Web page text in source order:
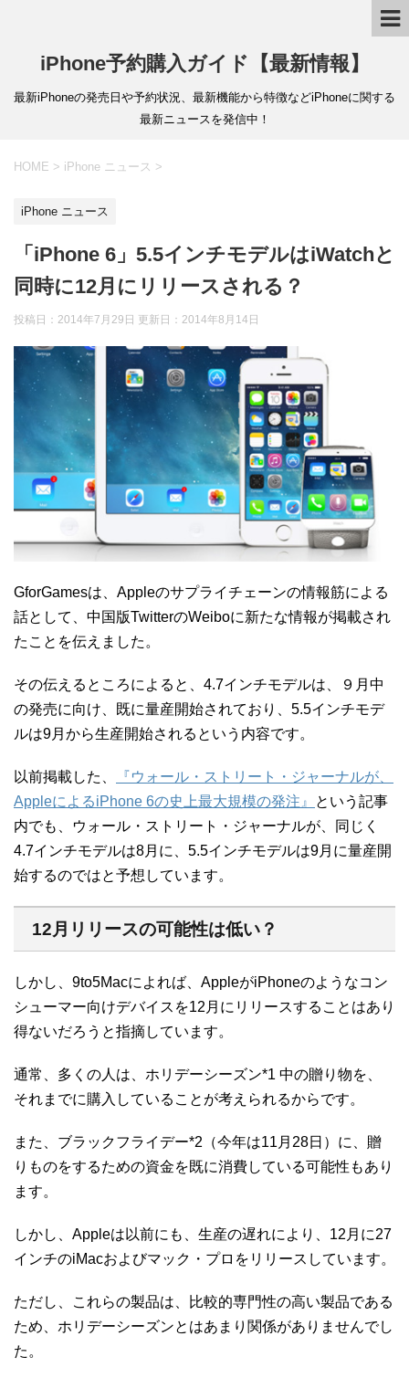
iPhone予約購入ガイド【最新情報】
最新iPhoneの発売日や予約状況、最新機能から特徴などiPhoneに関する
最新ニュースを発信中！
HOME > iPhone ニュース >
iPhone ニュース
「iPhone 6」5.5インチモデルはiWatchと
同時に12月にリリースされる？
投稿日：2014年7月29日 更新日： 2014年8月14日
GforGamesは、Appleのサプライチェーンの情報筋による
話として、中国版TwitterのWeiboに新たな情報が掲載され
たことを伝えました。
その伝えるところによると、4.7インチモデルは、９月中
の発売に向け、既に量産開始されており、5.5インチモデ
ルは9月から生産開始されるという内容です。
以前掲載した、
『ウォール・ストリート・ジャーナルが、
AppleによるiPhone 6の史上最大規模の発注』
という記事
内でも、ウォール・ストリート・ジャーナルが、同じく
4.7インチモデルは8月に、5.5インチモデルは9月に量産開
始するのではと予想しています。
12月リリースの可能性は低い？
しかし、9to5Macによれば、AppleがiPhoneのようなコン
シューマー向けデバイスを12月にリリースすることはあり
得ないだろうと指摘しています。
通常、多くの人は、ホリデーシーズン*1 中の贈り物を、
それまでに購入していることが考えられるからです。
また、ブラックフライデー*2 （今年は11月28日）に、贈
りものをするための資金を既に消費している可能性もあり
ます。
しかし、Appleは以前にも、生産の遅れにより、12月に27
インチのiMacおよびマック・プロをリリースしています。
ただし、これらの製品は、比較的専門性の高い製品である
ため、ホリデーシーズンとはあまり関係がありませんでし
た。